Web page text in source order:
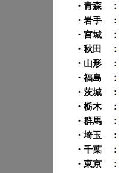
・青森 ：
・岩手 ：
・宮城 ：
・秋田 ：
・山形 ：
・福島 ：
・茨城 ：
・栃木 ：
・群馬 ：
・埼玉 ：
・千葉 ：
・東京 ：